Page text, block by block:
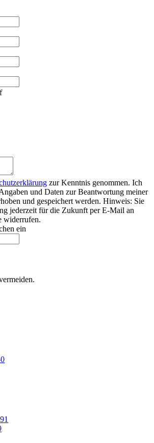
zur Kenntnis genommen. Ich
und Daten zur Beantwortung meiner
und gespeichert werden. Hinweis: Sie
jederzeit für die Zukunft per E-Mail an
widerrufen.
ein